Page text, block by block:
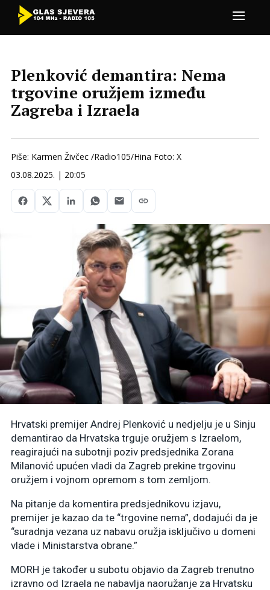
Plenković demantira: Nema
trgovine oružjem između
Zagreba i Izraela
Piše: Karmen Živčec /Radio105/Hina Foto: X
03.08.2025. | 20:05
Hrvatski premijer Andrej Plenković u nedjelju je u Sinju
demantirao da Hrvatska trguje oružjem s Izraelom,
reagirajući na subotnji poziv predsjednika Zorana
Milanović upućen vladi da Zagreb prekine trgovinu
oružjem i vojnom opremom s tom zemljom.
Na pitanje da komentira predsjednikovu izjavu,
premijer je kazao da te “trgovine nema”, dodajući da je
“suradnja vezana uz nabavu oružja isključivo u domeni
vlade i Ministarstva obrane.”
MORH je također u subotu objavio da Zagreb trenutno
izravno od Izraela ne nabavlja naoružanje za Hrvatsku